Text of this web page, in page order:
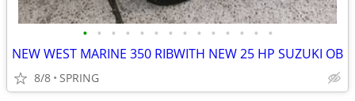
• • • • • • • • • • • • • •
NEW WEST MARINE 350 RIBWITH NEW 25 HP SUZUKI OB
8/8 SPRING